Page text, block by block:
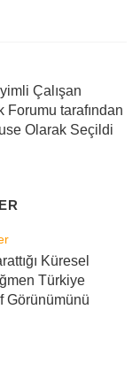
Çalışan
Forumu tarafından
Olarak Seçildi
Küresel
Türkiye
Görünümünü